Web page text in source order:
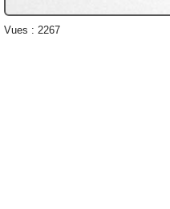
Vues : 2267